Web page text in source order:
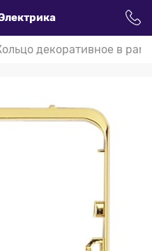
декоративное в